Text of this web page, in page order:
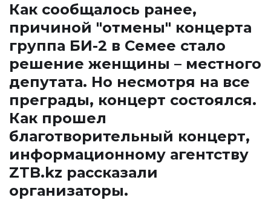
Как сообщалось ранее,
причиной "отмены" концерта
группа БИ-2 в Семее стало
решение женщины – местного
депутата. Но несмотря на все
преграды, концерт состоялся.
Как прошел
благотворительный концерт,
информационному агентству
ZTB.kz рассказали
организаторы.